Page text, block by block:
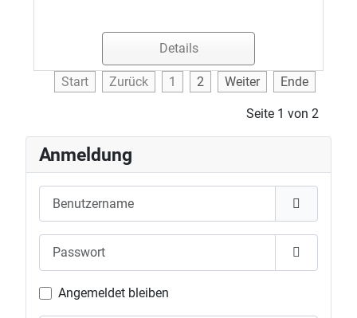
Details
Start Zurück 1 2 Weiter Ende
Seite 1 von 2
Anmeldung
Passwort
Angemeldet bleiben